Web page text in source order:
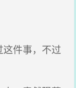
件事，不过